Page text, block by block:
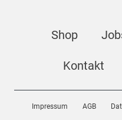
Shop
Kontakt
Impressum AGB